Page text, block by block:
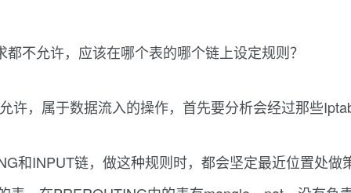
不允许，应该在哪个表的哪个链上设定规则？
许，属于数据流入的操作，首先要分析会经过那些
和INPUT链，做这种规则时，都会坚定最近位置处做